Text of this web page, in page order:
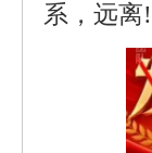
系，远离!